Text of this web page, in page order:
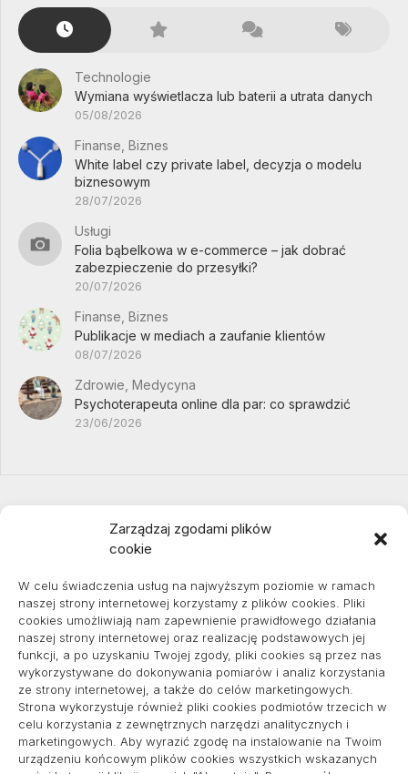
Zarządzaj zgodami plików
cookie
W celu świadczenia usług na najwyższym poziomie w ramach
naszej strony internetowej korzystamy z plików cookies. Pliki
cookies umożliwiają nam zapewnienie prawidłowego działania
naszej strony internetowej oraz realizację podstawowych jej
funkcji, a po uzyskaniu Twojej zgody, pliki cookies są przez nas
wykorzystywane do dokonywania pomiarów i analiz korzystania
ze strony internetowej, a także do celów marketingowych.
Strona wykorzystuje również pliki cookies podmiotów trzecich w
celu korzystania z zewnętrznych narzędzi analitycznych i
marketingowych. Aby wyrazić zgodę na instalowanie na Twoim
urządzeniu końcowym plików cookies wszystkich wskazanych
Technologie
Wymiana wyświetlacza lub baterii a utrata danych
05/08/2026
Finanse, Biznes
White label czy private label, decyzja o modelu
biznesowym
28/07/2026
Usługi
Folia bąbelkowa w e-commerce – jak dobrać
zabezpieczenie do przesyłki?
20/07/2026
Finanse, Biznes
Publikacje w mediach a zaufanie klientów
08/07/2026
Zdrowie, Medycyna
Psychoterapeuta online dla par: co sprawdzić
23/06/2026
pozycjonowanie lokalne
Informacje
Polityka plików cookies (EU)